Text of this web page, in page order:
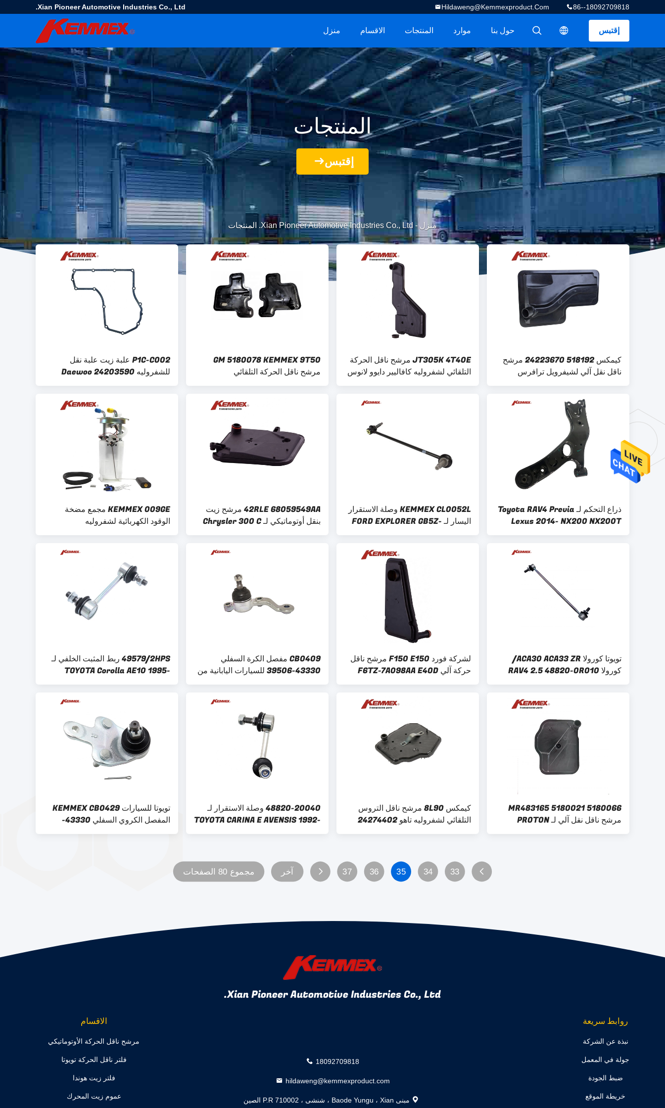
Xian Pioneer Automotive Industries Co., Ltd. 86--18092709818
Hildaweng@kemmexproduct.com
إقتبس
描述
描述
منزل الاقسام المنتجات موارد حول بنا
المنتجات
إقتبس
منزل - Xian Pioneer Automotive Industries Co., Ltd. المنتجات
P1C-C002 علبة زيت علبة نقل
للشفروليه Daewoo 24203590
4T40-E 4T45-E مصنوعة
GM 5180078 KEMMEX 9T50
مرشح ناقل الحركة التلقائي
24268085 لشفروليه TRAVERSE
JT305K 4T40E مرشح ناقل الحركة
التلقائي لشفروليه كافاليير دايوو لانوس
24203370 24221762 8685185
كيمكس 518192 24223670 مرشح
ناقل نقل آلي لشيفرويل ترافرس
7T4Z7A098A
KEMMEX 009GE مجمع مضخة
الوقود الكهربائية لشفروليه
TRAILBLAZER GMC بويك ايسوزو
42RLE 68059549AA مرشح زيت
بنقل أوتوماتيكي لـ Chrysler 300 C
LX Kemmex 518608
KEMMEX CL0052L وصلة الاستقرار
اليسار لـ FORD EXPLORER GB5Z-
5K483-A حجم الخيط M15XP1.5
ذراع التحكم لـ Toyota RAV4 Previa
Lexus 2014- NX200 NX200T
NX300H OE NO. 48069-0R020
49579/2HPS ربط المثبت الخلفي لـ
TOYOTA Corolla AE10 1995-
1999/COROLLA CORONA CAMRY
CB0409 مفصل الكرة السفلي
43330-39506 للسيارات اليابانية من
KEMMEX
لشركة فورد F150 E150 مرشح ناقل
حركة آلي F6TZ-7A098AA E4OD
4R100 Kemmex 518042
تويوتا كورولا ACA30 ACA33 ZR/
كورولا RAV4 2.5 48820-0R010
رابط الاستقرار M12X1.25 مم
تويوتا للسيارات KEMMEX CB0429
المفصل الكروي السفلي 43330-
49165 ل 43330-49125 43330-
48820-20040 وصلة الاستقرار لـ
TOYOTA CARINA E AVENSIS 1992-
2000 48820-05012 48820-
كيمكس 8L90 مرشح ناقل التروس
التلقائي لشفروليه تاهو 24274402
8L45 صافية الزيت
5180066 5180021 MR483165
مرشح ناقل نقل آلي لـ PROTON
GEELY MR483165 1525008
33
34
35
36
37 آخر مجموع 80 الصفحات
Xian Pioneer Automotive Industries Co., Ltd.
الاقسام
مرشح ناقل الحركة الأوتوماتيكي
فلتر ناقل الحركة تويوتا
فلتر زيت هوندا
عموم زيت المحرك
18092709818
hildaweng@kemmexproduct.com
مبنى Baode Yungu ، Xian ، شنشى ، 710002 P.R الصين
روابط سريعة
نبذة عن الشركة
جولة في المعمل
ضبط الجودة
خريطة الموقع